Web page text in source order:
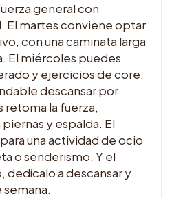
general con
El martes conviene optar
con una caminata larga
El miércoles puedes
y ejercicios de core.
descansar por
la fuerza,
y espalda. El
una actividad de ocio
o senderismo. Y el
a descansar y